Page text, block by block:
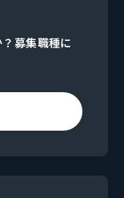
募集職種に